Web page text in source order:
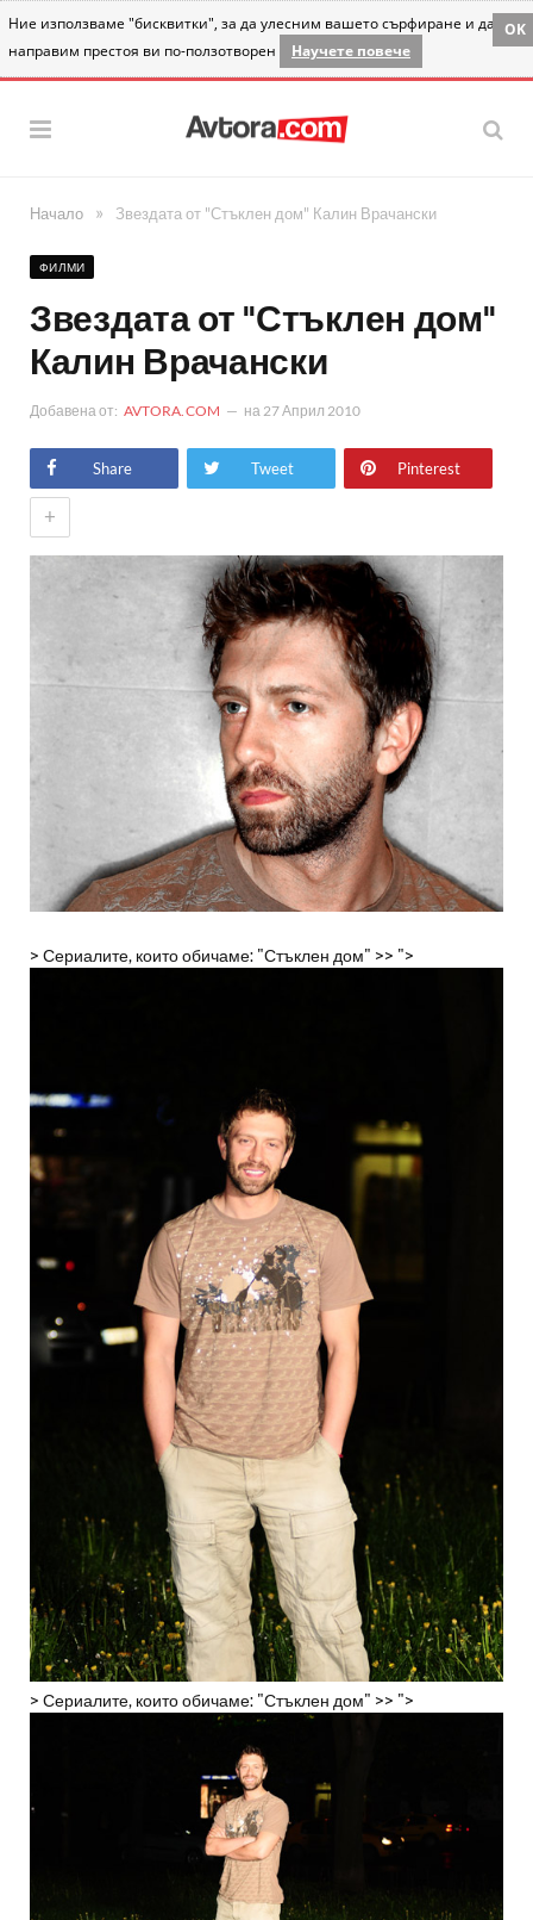
Ние използваме "бисквитки", за да улесним вашето сърфиране и да
направим престоя ви по-ползотворен
Научете повече
OK
Начало » Звездата от "Стъклен дом" Калин Врачански
ФИЛМИ
Звездата от "Стъклен дом"
Калин Врачански
Добавена от: AVTORA.COM на 27 Април 2010
Share Tweet Pinterest
+
> Сериалите, които обичаме: "Стъклен дом" >> ">
> Сериалите, които обичаме: "Стъклен дом" >> ">